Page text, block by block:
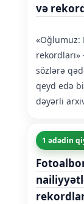
və
«Oğlumuz:
sözlərə
qeyd edə
dəyərli
1 ədədin